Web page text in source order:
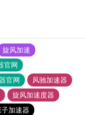
旋风加速
官网
官网
风驰加速器
旋风加速度器
子加速器